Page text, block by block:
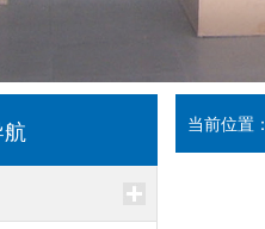
当前位置：